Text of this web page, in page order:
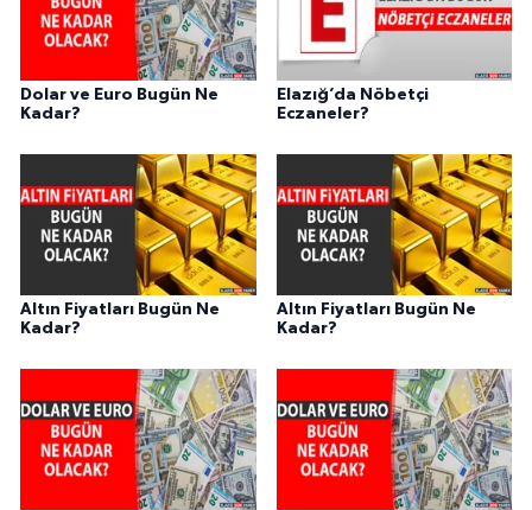
Dolar ve Euro Bugün Ne
Kadar?
Elazığ’da Nöbetçi
Eczaneler?
Altın Fiyatları Bugün Ne
Kadar?
Altın Fiyatları Bugün Ne
Kadar?